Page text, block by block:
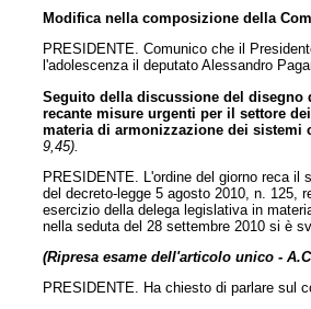
Modifica nella composizione della
PRESIDENTE. Comunico che il
l'adolescenza il deputato Alessandro
Seguito della discussione del disegno
recante misure urgenti per il settore
materia di armonizzazione dei sistemi
9,45).
PRESIDENTE. L'ordine del giorno reca
del decreto-legge 5 agosto 2010, n. 125,
esercizio della delega legislativa in
nella seduta del 28 settembre 2010 si è
(Ripresa esame dell'articolo unico -
PRESIDENTE. Ha chiesto di parlare sul